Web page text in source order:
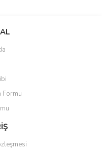
yapın!
Formu